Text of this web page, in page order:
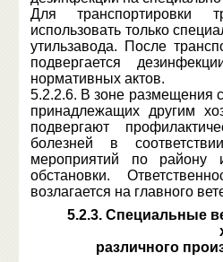
Для транспортировки
использовать только
утильзавода. После
подвергается
нормативных актов.
5.2.2.6. В зоне размещения
принадлежащих другим
подвергают
болезней в
мероприятий по району
обстановки.
возлагается на главного
5.2.3. Специальные
различного